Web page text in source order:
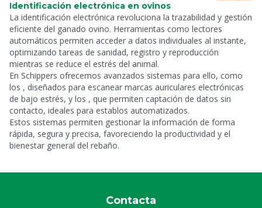
Identificación electrónica en ovinos
La identificación electrónica revoluciona la trazabilidad y gestión
eficiente del ganado ovino. Herramientas como lectores
automáticos permiten acceder a datos individuales al instante,
optimizando tareas de sanidad, registro y reproducción
mientras se reduce el estrés del animal.
En Schippers ofrecemos avanzados sistemas para ello, como
los , diseñados para escanear marcas auriculares electrónicas
de bajo estrés, y los , que permiten captación de datos sin
contacto, ideales para establos automatizados.
Estos sistemas permiten gestionar la información de forma
rápida, segura y precisa, favoreciendo la productividad y el
bienestar general del rebaño.
Contacta